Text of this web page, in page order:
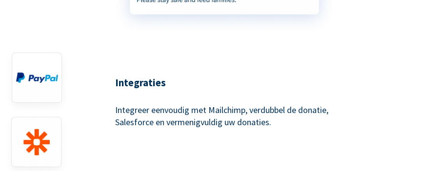
Integraties
Integreer eenvoudig met Mailchimp, verdubbel de donatie,
Salesforce en vermenigvuldig uw donaties.